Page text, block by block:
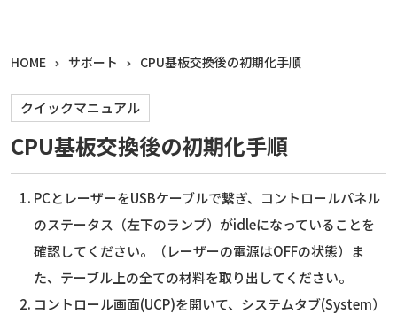
HOME サポート CPU基板交換後の初期化手順
クイックマニュアル
CPU基板交換後の初期化手順
PCとレーザーをUSBケーブルで繋ぎ、コントロールパネル
のステータス（左下のランプ）がidleになっていることを
確認してください。（レーザーの電源はOFFの状態）ま
た、テーブル上の全ての材料を取り出してください。
コントロール画面(UCP)を開いて、システムタブ(System）